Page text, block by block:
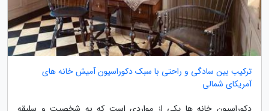
ترکیب بین سادگی و راحتی با سبک دکوراسیون آمیش خانه های
آمریکای شمالی